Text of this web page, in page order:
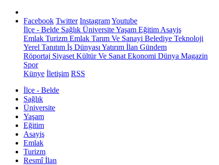
Facebook Twitter InstagramYoutube
İlçe - Belde Sağlık ÜniversiteYaşam Eğitim Asayiş
Emlak Turizm Emlak Tarım Ve Sanayi Belediye Teknoloji
Yerel Tanıtım İş Dünyası Yatırım İlan Gündem
Röportaj Siyaset Kültür Ve Sanat Ekonomi Dünya Magazin
Spor
Künye İletişim RSS
İlçe - Belde
Sağlık
Üniversite
Yaşam
Eğitim
Asayiş
Emlak
Turizm
Resmî İlan